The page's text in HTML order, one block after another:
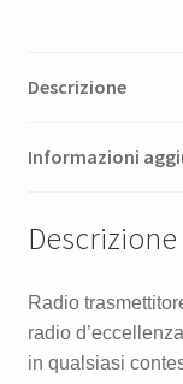
Descrizione
Informazioni
Descrizione
Radio
radio
in qualsiasi